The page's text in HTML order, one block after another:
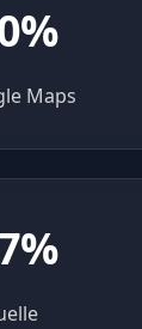
%
Maps
%